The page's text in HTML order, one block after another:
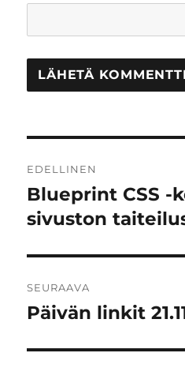
selaus
EDELLINEN
Edellinen
artikkeli:
Blueprint CSS -
sivuston
SEURAAVA
Seuraava
Päivän linkit